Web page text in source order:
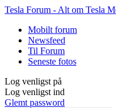
Tesla Forum - Alt om Tesla
Mobilt forum
Newsfeed
Til Forum
Seneste fotos
Log venligst på
Log venligst ind
Glemt password